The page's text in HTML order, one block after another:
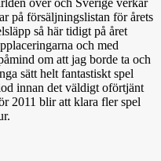
på försäljningslistan för årets
så här tidigt på året
och med
om att jag borde ta och
sätt helt fantastiskt spel
innan det väldigt oförtjänt
2011 blir att klara fler spel